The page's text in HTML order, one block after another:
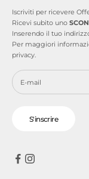
Iscriviti per ricevere
Ricevi subito uno
Inserendo il tuo
Per maggiori
privacy.
S'inscrire